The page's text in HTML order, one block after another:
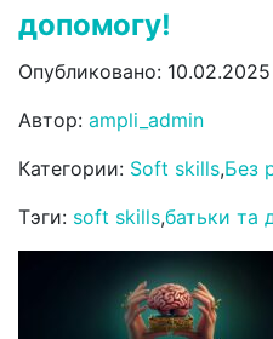
допомогу!
Опубликовано:
Автор: ampli_admin
Категории: Soft skills,Без
Тэги: soft skills,батьки та